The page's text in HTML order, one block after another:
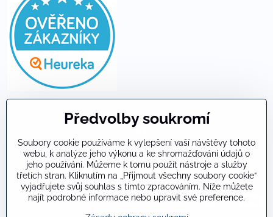
Tyto stránky jsou proti zneužití dat zabezpečeny technologií SSL
a DNSSEC.
Předvolby soukromí
Soubory cookie používáme k vylepšení vaší návštěvy tohoto
webu, k analýze jeho výkonu a ke shromažďování údajů o
jeho používání. Můžeme k tomu použít nástroje a služby
třetích stran. Kliknutím na „Přijmout všechny soubory cookie“
vyjadřujete svůj souhlas s tímto zpracováním. Níže můžete
najít podrobné informace nebo upravit své preference.